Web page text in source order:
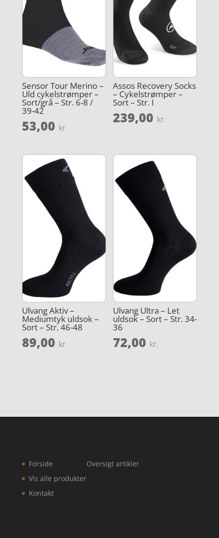
Sensor Tour Merino –
Uld cykelstrømper –
Sort/grå – Str. 6-8 /
39-42
53,00 kr.
Assos Recovery Socks
– Cykelstrømper –
Sort – Str. I
239,00 kr.
Ulvang Aktiv –
Mediumtyk uldsok –
Sort – Str. 46-48
89,00 kr.
Ulvang Ultra – Let
uldsok – Sort – Str. 34-
36
72,00 kr.
Forside
Vis alle produkter
Kontakt
Oversigt artikler